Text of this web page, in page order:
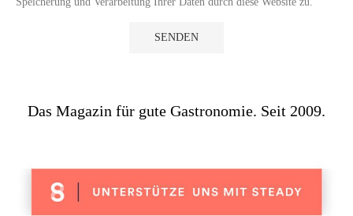
Das Magazin für gute Gastronomie. Seit 2009.